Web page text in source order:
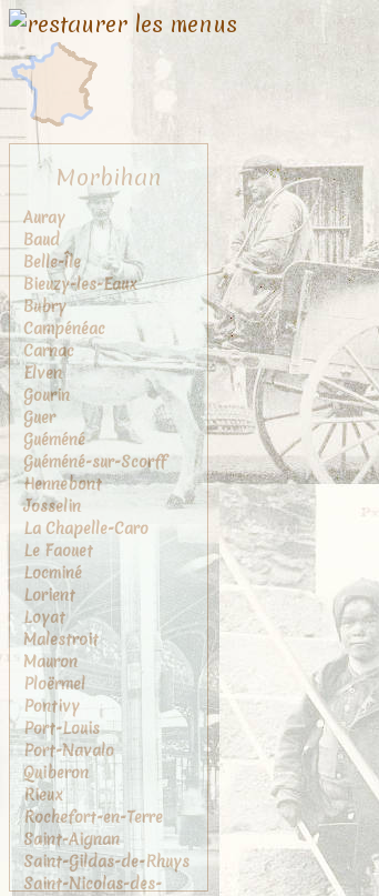
Morbihan
Auray
Baud
Belle-Île
Bieuzy-les-Eaux
Bubry
Campénéac
Carnac
Elven
Gourin
Guer
Guéméné
Guéméné-sur-Scorff
Hennebont
Josselin
La Chapelle-Caro
Le Faouet
Locminé
Lorient
Loyat
Malestroit
Mauron
Ploërmel
Pontivy
Port-Louis
Port-Navalo
Quiberon
Rieux
Rochefort-en-Terre
Saint-Aignan
Saint-Gildas-de-Rhuys
Saint-Nicolas-des-